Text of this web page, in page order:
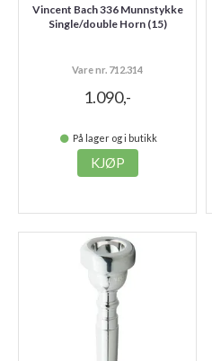
Vincent Bach 336 Munnstykke
Single/double Horn (15)
Vare nr. 712.314
1.090,-
På lager og i butikk
KJØP